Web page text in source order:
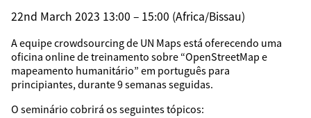
22nd March 2023 13:00 – 15:00 (Africa/Bissau)
A equipe crowdsourcing de UN Maps está oferecendo uma
oficina online de treinamento sobre “OpenStreetMap e
mapeamento humanitário” em português para
principiantes, durante 9 semanas seguidas.
O seminário cobrirá os seguintes tópicos: